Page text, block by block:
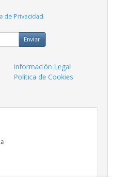
de Privacidad.
Enviar
Información Legal
Política de Cookies